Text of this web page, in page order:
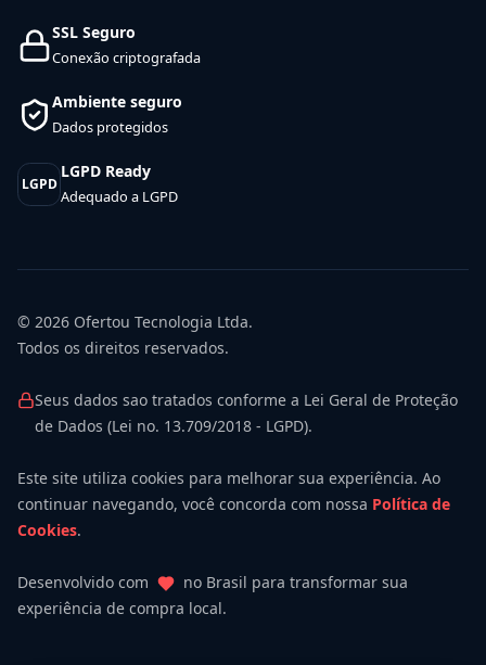
SSL Seguro
Conexão criptografada
Ambiente seguro
Dados protegidos
LGPD
LGPD Ready
Adequado a LGPD
© 2026 Ofertou Tecnologia Ltda.
Todos os direitos reservados.
Seus dados sao tratados conforme a Lei Geral de Proteção
de Dados (Lei no. 13.709/2018 - LGPD).
Este site utiliza cookies para melhorar sua experiência. Ao
continuar navegando, você concorda com nossa Política de
Cookies.
Desenvolvido com
no Brasil para transformar sua
experiência de compra local.